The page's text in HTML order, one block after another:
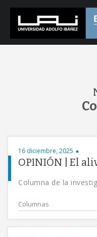
16 diciembre, 2025
OPINIÓN | El
Columna de la
Columnas